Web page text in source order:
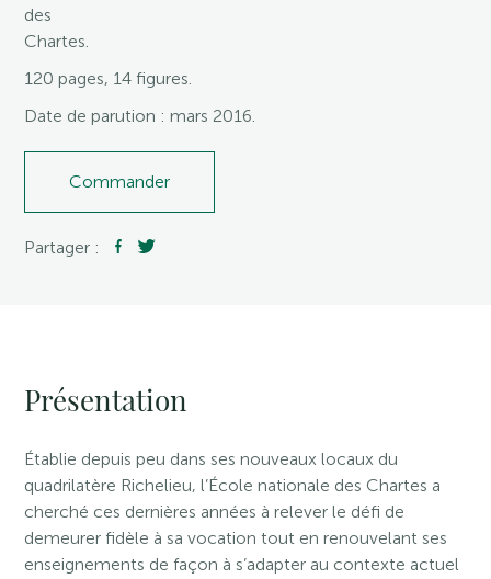
des
Chartes.
120 pages, 14 figures.
Date de parution : mars 2016.
Commander
Partager :
Présentation
Établie depuis peu dans ses nouveaux locaux du
quadrilatère Richelieu, l’École nationale des Chartes a
cherché ces dernières années à relever le défi de
demeurer fidèle à sa vocation tout en renouvelant ses
enseignements de façon à s’adapter au contexte actuel